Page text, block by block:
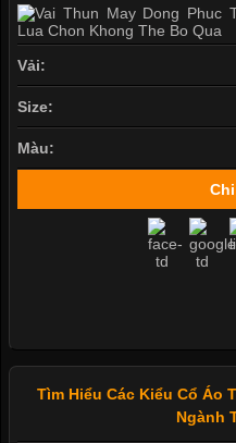
Vải:
Size:
Màu:
Tìm Hiểu Các Kiểu Cổ Áo
Ngành